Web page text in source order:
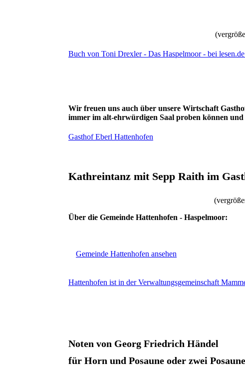
Buch von Toni Drexler - Das Haspelmoor - bei lesen.de
Wir freuen uns auch über unsere Wirtschaft
immer im alt-ehrwürdigen Saal proben können
Gasthof Eberl Hattenhofen
Kathreintanz mit Sepp Raith im
Über die Gemeinde Hattenhofen - Haspelmoor:
Gemeinde Hattenhofen ansehen
Hattenhofen ist in der Verwaltungsgemeinschaft
Noten von Georg Friedrich Händel
für Horn und Posaune oder zwei